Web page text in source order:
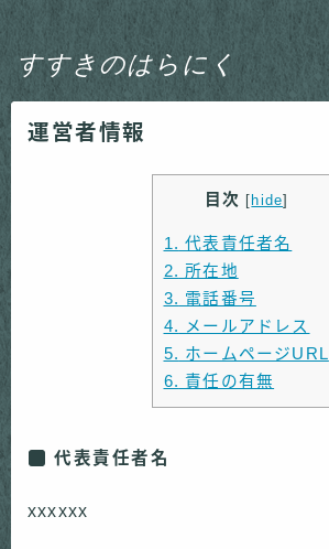
すすきのはらにく
運営者情報
目次 [ hide]
1. 代表責任者名
2. 所在地
3. 電話番号
4.
メールアドレス
5. ホームページURL
6. 責任の有無
代表責任者名
xxxxxx